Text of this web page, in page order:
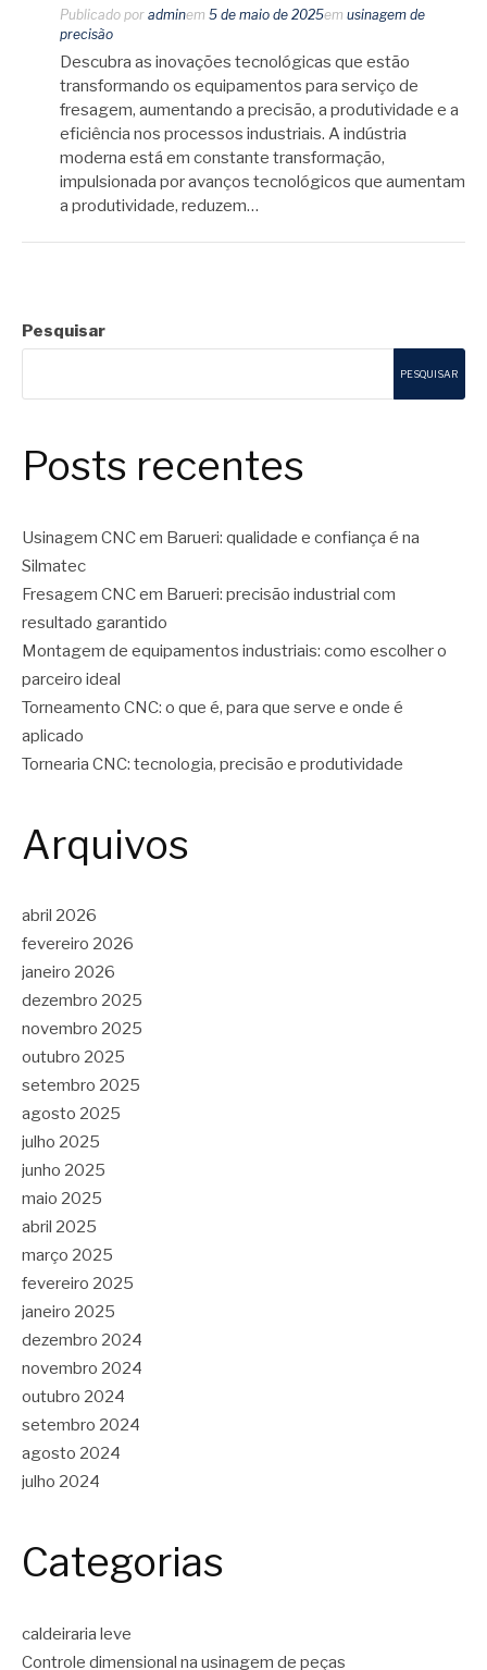
Publicado por adminem 5 de maio de 2025em usinagem de
precisão
Descubra as inovações tecnológicas que estão
transformando os equipamentos para serviço de
fresagem, aumentando a precisão, a produtividade e a
eficiência nos processos industriais. A indústria
moderna está em constante transformação,
impulsionada por avanços tecnológicos que aumentam
a produtividade, reduzem…
Pesquisar
PESQUISAR
Posts recentes
Usinagem CNC em Barueri: qualidade e confiança é na
Silmatec
Fresagem CNC em Barueri: precisão industrial com
resultado garantido
Montagem de equipamentos industriais: como escolher o
parceiro ideal
Torneamento CNC: o que é, para que serve e onde é
aplicado
Tornearia CNC: tecnologia, precisão e produtividade
Arquivos
abril 2026
fevereiro 2026
janeiro 2026
dezembro 2025
novembro 2025
outubro 2025
setembro 2025
agosto 2025
julho 2025
junho 2025
maio 2025
abril 2025
março 2025
fevereiro 2025
janeiro 2025
dezembro 2024
novembro 2024
outubro 2024
setembro 2024
agosto 2024
julho 2024
Categorias
caldeiraria leve
Controle dimensional na usinagem de peças